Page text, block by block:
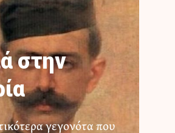
στην
γεγονότα που